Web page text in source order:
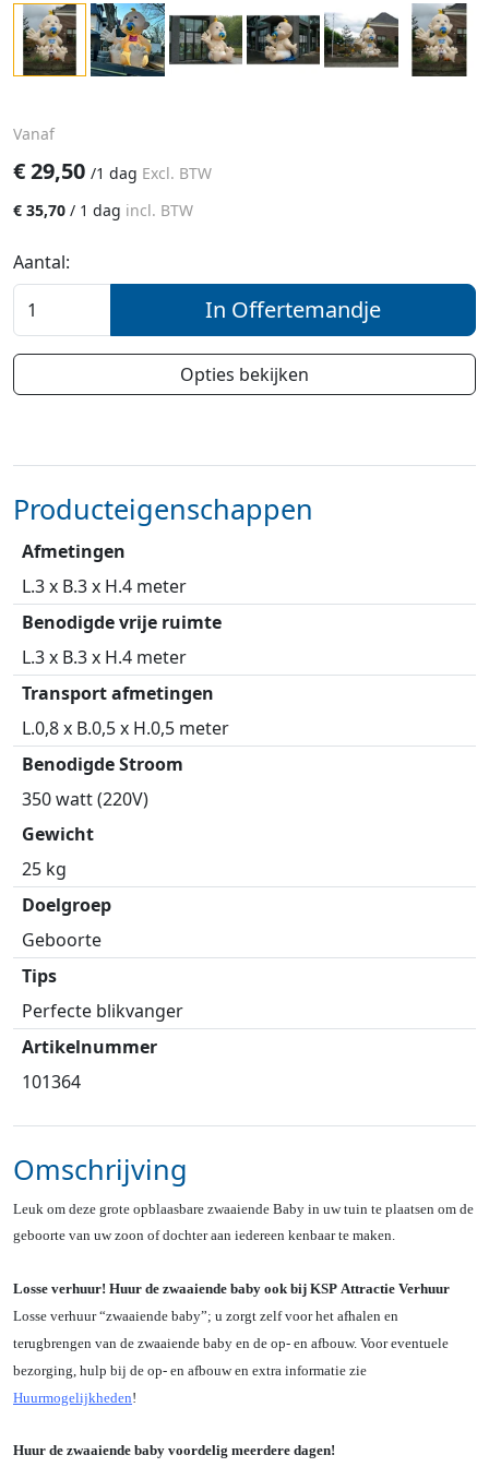
Vanaf
€29,50 /1 dag Excl. BTW
€ 35,70 / 1 dag incl. BTW
Aantal:
In Offertemandje
Opties bekijken
Producteigenschappen
Afmetingen
L.3 x B.3 x H.4 meter
Benodigde vrije ruimte
L.3 x B.3 x H.4 meter
Transport afmetingen
L.0,8 x B.0,5 x H.0,5 meter
Benodigde Stroom
350 watt (220V)
Gewicht
25 kg
Doelgroep
Geboorte
Tips
Perfecte blikvanger
Artikelnummer
101364
Omschrijving
Leuk om deze grote opblaasbare zwaaiende Baby in uw tuin te plaatsen om de
geboorte van uw zoon of dochter aan iedereen kenbaar te maken.
Losse verhuur! Huur de zwaaiende baby ook bij KSP Attractie Verhuur
Losse verhuur “zwaaiende baby”; u zorgt zelf voor het afhalen en
terugbrengen van de zwaaiende baby en de op- en afbouw. Voor eventuele
bezorging, hulp bij de op- en afbouw en extra informatie zie
Huurmogelijkheden!
Huur de zwaaiende baby voordelig meerdere dagen!